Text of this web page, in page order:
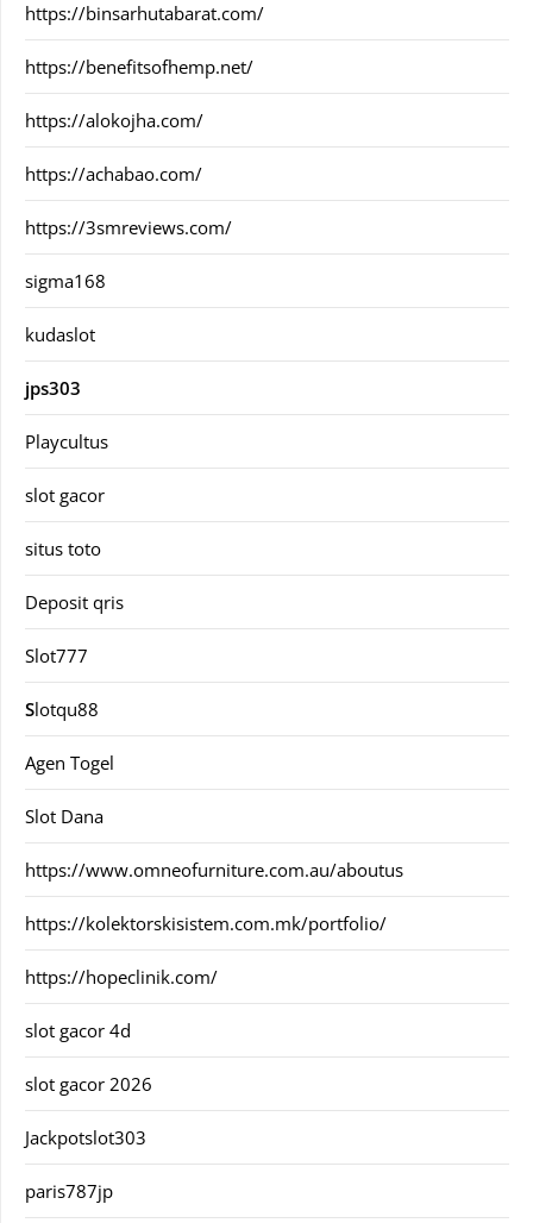
https://binsarhutabarat.com/
https://benefitsofhemp.net/
https://alokojha.com/
https://achabao.com/
https://3smreviews.com/
sigma168
kudaslot
jps303
Playcultus
slot gacor
situs toto
Deposit qris
Slot777
Slotqu88
Agen Togel
Slot Dana
https://www.omneofurniture.com.au/aboutus
https://kolektorskisistem.com.mk/portfolio/
https://hopeclinik.com/
slot gacor 4d
slot gacor 2026
Jackpotslot303
paris787jp